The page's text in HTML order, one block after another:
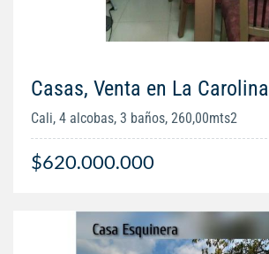
Casas, Venta en La Carolina
Cali, 4 alcobas, 3 baños, 260,00mts2
$620.000.000